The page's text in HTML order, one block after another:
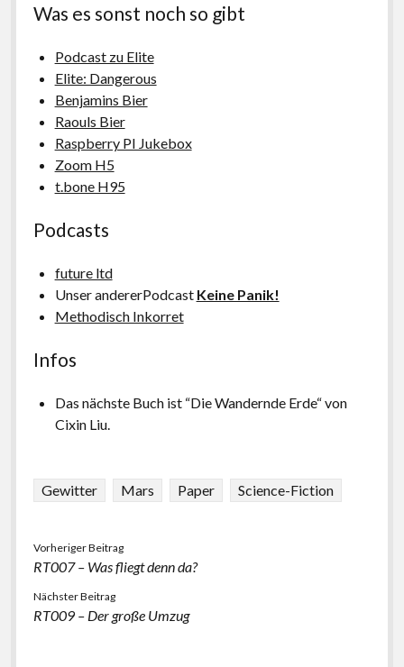
Was es sonst noch so gibt
Podcast zu Elite
Elite: Dangerous
Benjamins Bier
Raouls Bier
Raspberry PI Jukebox
Zoom H5
t.bone H95
Podcasts
future ltd
Unser andererPodcast Keine Panik!
Methodisch Inkorret
Infos
Das nächste Buch ist “Die Wandernde Erde“ von
Cixin Liu.
Gewitter Mars Paper Science-Fiction
Vorheriger Beitrag
RT007 – Was fliegt denn da?
Nächster Beitrag
RT009 – Der große Umzug